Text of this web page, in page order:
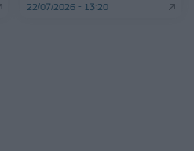
22/07/2026 - 13:20